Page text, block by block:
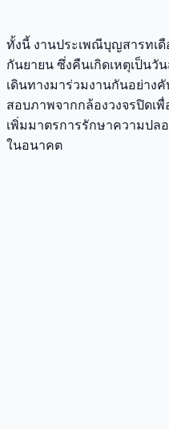
ทั้งนี้ งานประเพณีบุญสารทเ
กันยายน ซึ่งคืนเกิดเหตุเป็น
เดินทางมาร่วมงานกันอย่าง
สอบภาพจากกล้องวงจรปิดเพื่
เพิ่มมาตรการรักษาความปล
ในอนาคต